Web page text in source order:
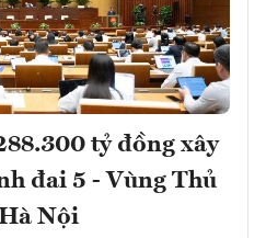
tỷ đồng xây
đai 5 - Vùng Thủ
Nội